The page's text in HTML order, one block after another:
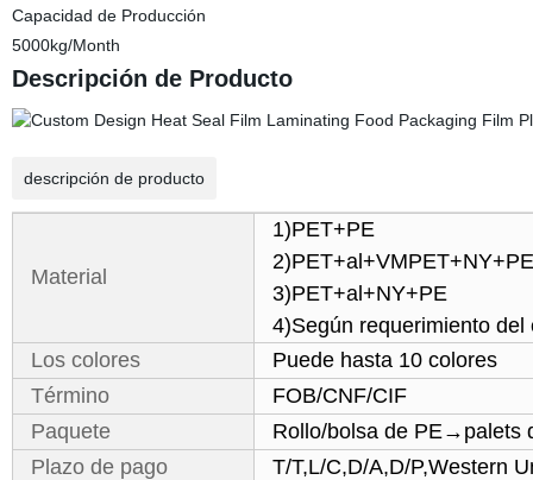
Capacidad de Producción
5000kg/Month
Descripción de Producto
descripción de producto
Material
1)PET+PE
2)PET+al+VMPET+NY+PE
3)PET+al+NY+PE
4)Según requerimiento del
Los colores
Puede hasta 10 colores
Término
FOB/CNF/CIF
Paquete
Rollo/bolsa de PE→palets
Plazo de pago
T/T,L/C,D/A,D/P,Western